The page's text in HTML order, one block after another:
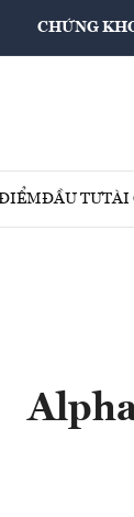
CHỨNG
ĐẦU TƯTÀI